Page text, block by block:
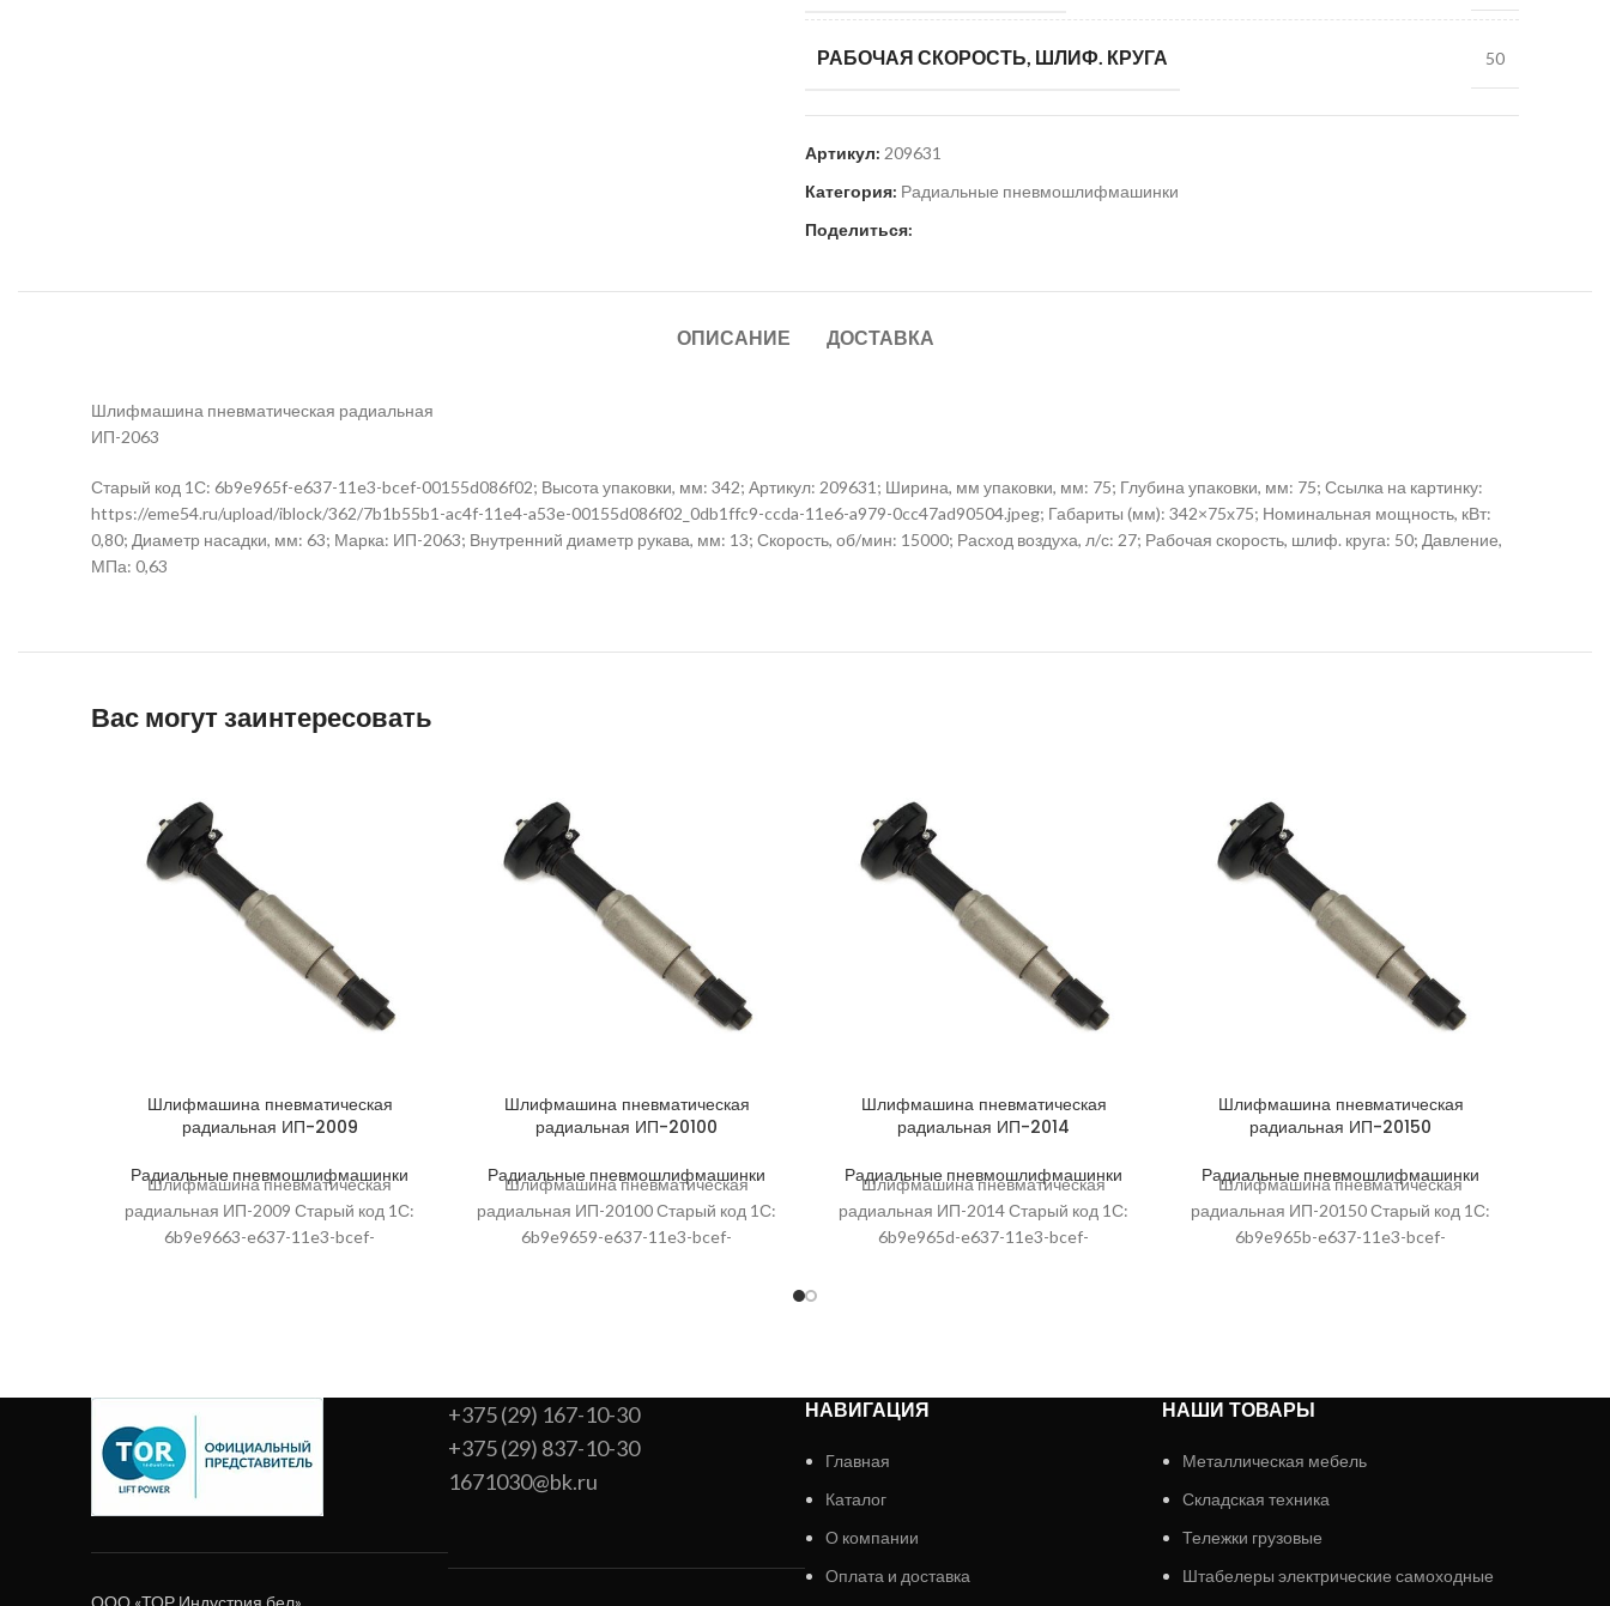
РАБОЧАЯ СКОРОСТЬ, ШЛИФ. КРУГА 50
Артикул: 209631
Категория: Радиальные пневмошлифмашинки
Поделиться:
ОПИСАНИЕ ДОСТАВКА
Шлифмашина пневматическая радиальная
ИП-2063
Старый код 1С: 6b9e965f-e637-11e3-bcef-00155d086f02; Высота упаковки, мм: 342; Артикул: 209631; Ширина, мм упаковки, мм: 75; Глубина упаковки, мм: 75; Ссылка на картинку:
https://eme54.ru/upload/iblock/362/7b1b55b1-ac4f-11e4-a53e-00155d086f02_0db1ffc9-ccda-11e6-a979-0cc47ad90504.jpeg; Габариты (мм): 342×75х75; Номинальная мощность, кВт:
0,80; Диаметр насадки, мм: 63; Марка: ИП-2063; Внутренний диаметр рукава, мм: 13; Скорость, об/мин: 15000; Расход воздуха, л/с: 27; Рабочая скорость, шлиф. круга: 50; Давление,
МПа: 0,63
Вас могут заинтересовать
Шлифмашина пневматическая
радиальная ИП-2009
Радиальные пневмошлифмашинки
Шлифмашина пневматическая
радиальная ИП-2009 Старый код 1С:
6b9e9663-e637-11e3-bcef-
Шлифмашина пневматическая
радиальная ИП-20100
Радиальные пневмошлифмашинки
Шлифмашина пневматическая
радиальная ИП-20100 Старый код 1С:
6b9e9659-e637-11e3-bcef-
Шлифмашина пневматическая
радиальная ИП-2014
Радиальные пневмошлифмашинки
Шлифмашина пневматическая
радиальная ИП-2014 Старый код 1С:
6b9e965d-e637-11e3-bcef-
Шлифмашина пневматическая
радиальная ИП-20150
Радиальные пневмошлифмашинки
Шлифмашина пневматическая
радиальная ИП-20150 Старый код 1С:
6b9e965b-e637-11e3-bcef-
+375 (29) 167-10-30
+375 (29) 837-10-30
1671030@bk.ru
НАВИГАЦИЯ
Главная
Каталог
О компании
Оплата и доставка
НАШИ ТОВАРЫ
Металлическая мебель
Складская техника
Тележки грузовые
Штабелеры электрические самоходные